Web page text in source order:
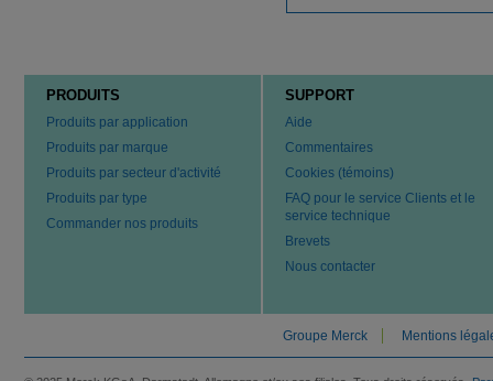
PRODUITS
Produits par application
Produits par marque
Produits par secteur d'activité
Produits par type
Commander nos produits
SUPPORT
Aide
Commentaires
Cookies (témoins)
FAQ pour le service Clients et le
service technique
Brevets
Nous contacter
Groupe Merck Mentions